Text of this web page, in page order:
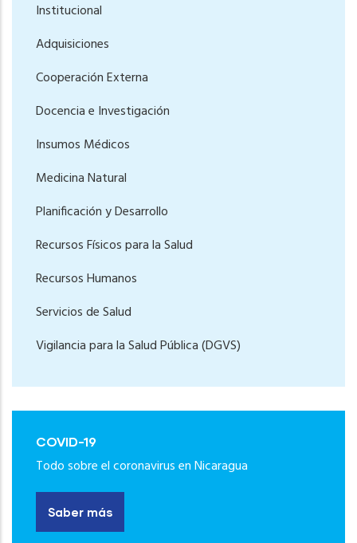
Institucional
Adquisiciones
Cooperación Externa
Docencia e Investigación
Insumos Médicos
Medicina Natural
Planificación y Desarrollo
Recursos Físicos para la Salud
Recursos Humanos
Servicios de Salud
Vigilancia para la Salud Pública (DGVS)
COVID-19
Todo sobre el coronavirus en Nicaragua
Saber más